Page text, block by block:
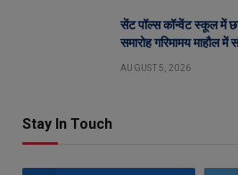
सेंट पॉल्स कॉन्वेंट स्कूल में
समारोह गरिमामय माहौल में
AUGUST 5, 2026
Stay In Touch